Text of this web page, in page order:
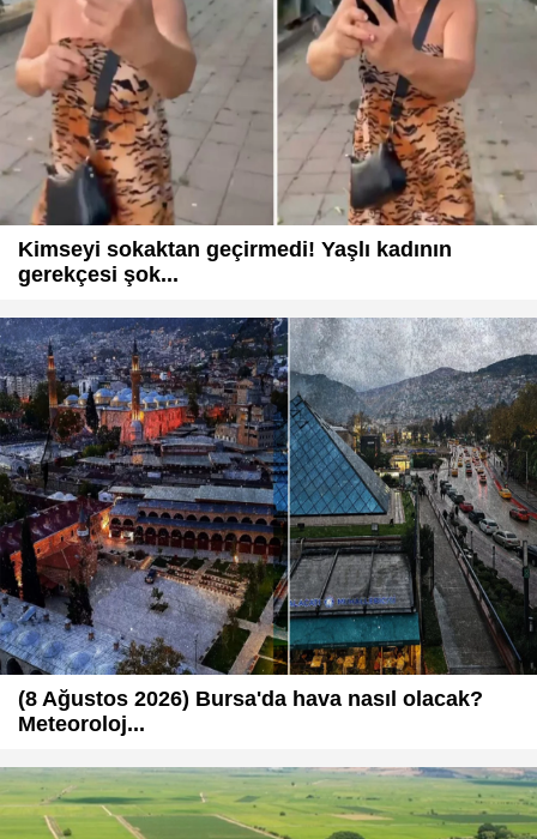
Kimseyi sokaktan geçirmedi! Yaşlı kadının
gerekçesi şok...
(8 Ağustos 2026) Bursa'da hava nasıl olacak?
Meteoroloj...